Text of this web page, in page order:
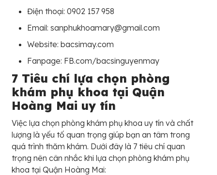
Điện thoại: 0902 157 958
Email: sanphukhoamary@gmail.com
Website: bacsimay.com
Fanpage: FB.com/bacsinguyenmay
7 Tiêu chí lựa chọn phòng
khám phụ khoa tại Quận
Hoàng Mai uy tín
Việc lựa chọn phòng khám phụ khoa uy tín và chất
lượng là yếu tố quan trọng giúp bạn an tâm trong
quá trình thăm khám. Dưới đây là 7 tiêu chí quan
trọng nên cân nhắc khi lựa chọn phòng khám phụ
khoa tại Quận Hoàng Mai: